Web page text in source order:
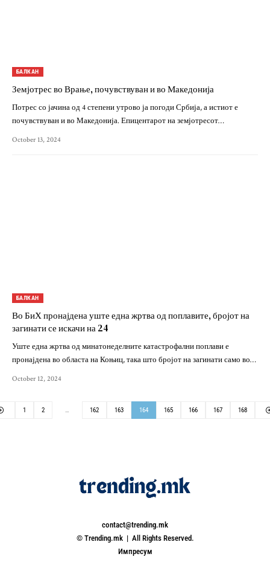
БАЛКАН
Земјотрес во Врање, почувствуван и во Македонија
Потрес со јачина од 4 степени утрово ја погоди Србија, а истиот е
почувствуван и во Македонија. Епицентарот на земјотресот…
October 13, 2024
БАЛКАН
Во БиХ пронајдена уште една жртва од поплавите, бројот на
загинати се искачи на 24
Уште една жртва од минатонеделните катастрофални поплави е
пронајдена во областа на Коњиц, така што бројот на загинати само во…
October 12, 2024
1 2 … 162 163 164 165 166 167 168
contact@trending.mk
© Trending.mk | All Rights Reserved.
Импресум